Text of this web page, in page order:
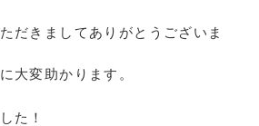
だきましてありがとうございま
大変助かります。
た！